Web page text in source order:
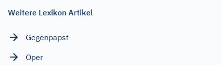
Weitere Lexikon Artikel
Gegenpapst
Oper